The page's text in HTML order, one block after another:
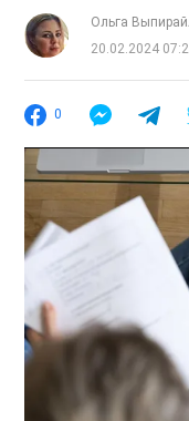
Ольга
20.02.2024
0